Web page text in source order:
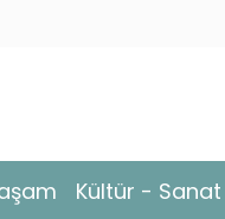
Kültür - Sanat